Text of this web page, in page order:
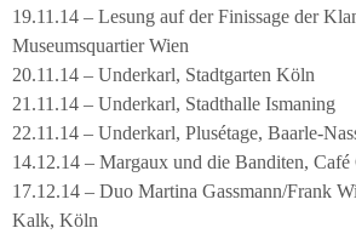
19.11.14 – Lesung auf der Finissage der
Museumsquartier Wien
20.11.14 – Underkarl, Stadtgarten Köln
21.11.14 – Underkarl, Stadthalle Ismaning
22.11.14 – Underkarl, Plusétage, Baarle-
14.12.14 – Margaux und die Banditen, Café
17.12.14 – Duo Martina Gassmann/Frank
Kalk, Köln